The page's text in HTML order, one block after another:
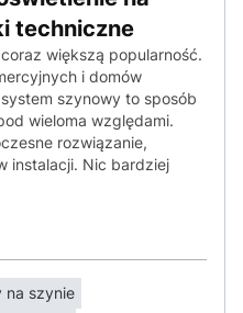
techniczne
większą popularność.
i domów
szynowy to sposób
wieloma względami.
rozwiązanie,
instalacji. Nic bardziej
na szynie